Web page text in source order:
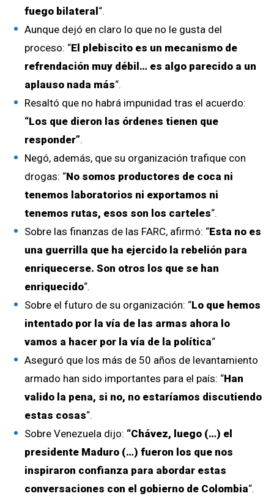
fuego bilateral “.
Aunque dejó en claro lo que no le gusta del
proceso: “El plebiscito es un mecanismo de
refrendación muy débil… es algo parecido a un
aplauso nada más“.
Resaltó que no habrá impunidad tras el acuerdo:
“Los que dieron las órdenes tienen que
responder”.
Negó, además, que su organización trafique con
drogas: “No somos productores de coca ni
tenemos laboratorios ni exportamos ni
tenemos rutas, esos son los carteles“.
Sobre las finanzas de las FARC, afirmó: “Esta no es
una guerrilla que ha ejercido la rebelión para
enriquecerse. Son otros los que se han
enriquecido“.
Sobre el futuro de su organización: “Lo que hemos
intentado por la vía de las armas ahora lo
vamos a hacer por la vía de la política“
Aseguró que los más de 50 años de levantamiento
armado han sido importantes para el país: “Han
valido la pena, si no, no estaríamos discutiendo
estas cosas“.
Sobre Venezuela dijo: “Chávez, luego (…) el
presidente Maduro (…) fueron los que nos
inspiraron confianza para abordar estas
conversaciones con el gobierno de Colombia“.